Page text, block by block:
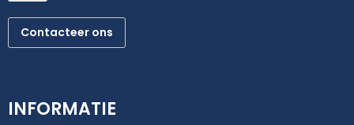
Contacteer ons
INFORMATIE